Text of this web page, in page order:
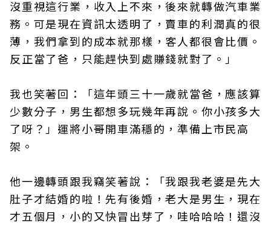
沒重視這行業，收入上不來，後來就轉做汽車業
務。可是現在資訊太透明了，賣車的利潤真的很
薄，我們拿到的成本就那樣，客人都很會比價。
反正當了爸，只能趕快到處賺錢就對了。」
我也笑著回：「這年頭三十一歲就當爸，應該算
少數分子，男生都想多玩幾年再說。你小孩多大
了呀？」運將小哥開車滿穩的，準備上市民高
架。
他一邊轉頭跟我竊笑著說：「我跟我老婆是先大
肚子才結婚的啦！先有後婚，老大是男生，現在
才五個月，小的又快冒出芽了，哇哈哈哈！還沒